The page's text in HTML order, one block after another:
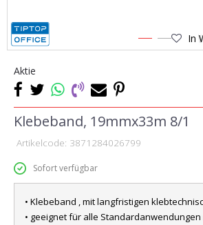
1 2 In
Aktie
Klebeband, 19mmx33m 8/1
Artikelcode: 3871284026799
Sofort verfügbar
• Klebeband , mit langfristigen
• geeignet für alle